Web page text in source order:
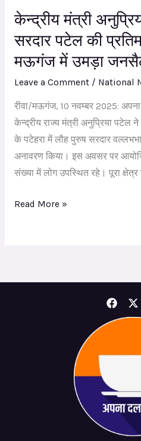
केन्द्रीय मंत्री
सरदार पटेल की
मऊगंज में उमड़ा
Leave a Comment / National
रीवा/मऊगंज, 10 नवम्बर 2025:
केन्द्रीय राज्य मंत्री अनुप्रिया
के पटेहरा में लौह पुरुष सरदार
अनावरण किया। इस अवसर पर
संख्या में लोग उपस्थित रहे। पूरा
की
प्रतिमा
का
में
उमड़ा
जनसैलाब
Read More »